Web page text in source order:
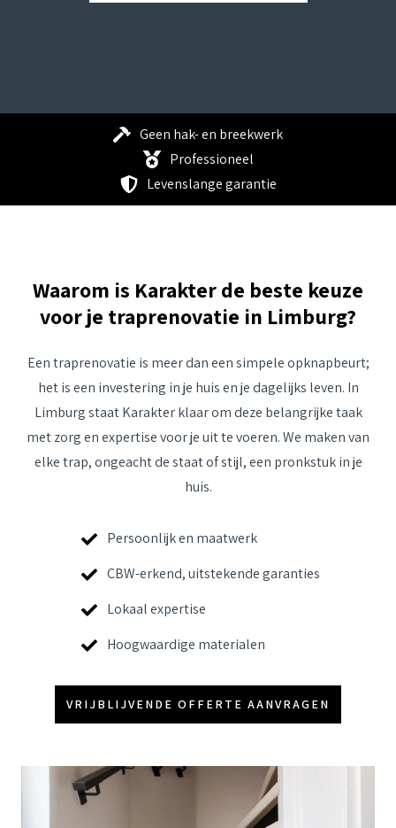
Geen hak- en breekwerk
Professioneel
Levenslange garantie
Waarom is Karakter de beste keuze
voor je traprenovatie in Limburg?
Een traprenovatie is meer dan een simpele opknapbeurt;
het is een investering in je huis en je dagelijks leven. In
Limburg staat Karakter klaar om deze belangrijke taak
met zorg en expertise voor je uit te voeren. We maken van
elke trap, ongeacht de staat of stijl, een pronkstuk in je
huis.
Persoonlijk en maatwerk
CBW-erkend, uitstekende garanties
Lokaal expertise
Hoogwaardige materialen
VRIJBLIJVENDE OFFERTE AANVRAGEN